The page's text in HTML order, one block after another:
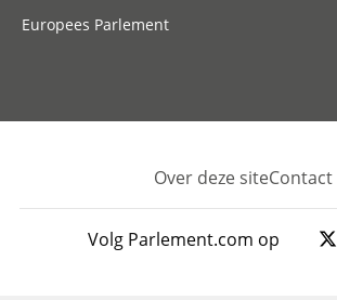
Europees Parlement
Footer
Over deze siteContact
Volg Parlement.com op